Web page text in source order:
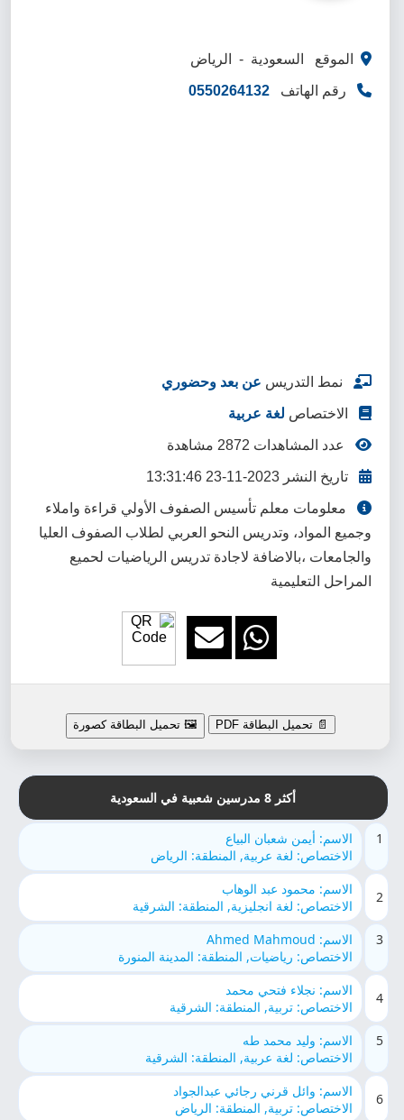
الموقع السعودية - الرياض
رقم الهاتف 0550264132
نمط التدريس عن بعد وحضوري
الاختصاص لغة عربية
عدد المشاهدات 2872 مشاهدة
تاريخ النشر 2023-11-23 13:31:46
معلومات معلم تأسيس الصفوف الأولي قراءة واملاء
وجميع المواد، وتدريس النحو العربي لطلاب الصفوف العليا
والجامعات ،بالاضافة لاجادة تدريس الرياضيات لحميع
المراحل التعليمية
📄 تحميل البطاقة PDF 🖼️ تحميل البطاقة كصورة
أكثر 8 مدرسين شعبية في السعودية
1
الاسم: أيمن شعبان البياع
الاختصاص: لغة عربية, المنطقة: الرياض
2
الاسم: محمود عبد الوهاب
الاختصاص: لغة انجليزية, المنطقة: الشرقية
3
الاسم: Ahmed Mahmoud
الاختصاص: رياضيات, المنطقة: المدينة المنورة
4
الاسم: نجلاء فتحي محمد
الاختصاص: تربية, المنطقة: الشرقية
5
الاسم: وليد محمد طه
الاختصاص: لغة عربية, المنطقة: الشرقية
6
الاسم: وائل قرني رجائي عبدالجواد
الاختصاص: تربية, المنطقة: الرياض